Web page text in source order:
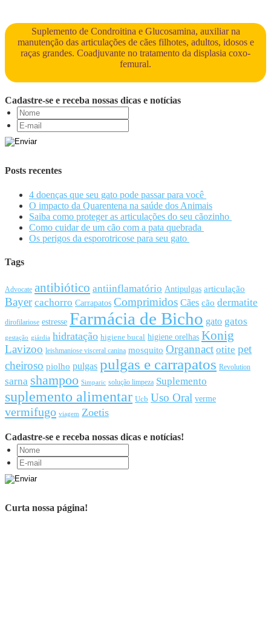
Suplemento de Condroitina e Glucosamina, auxiliar na
manutenção das articulações de cães filhotes, adultos, idosos e
raças grandes. Coadjuvante no tratamento da displasia coxo-
femural.
Cadastre-se e receba nossas dicas e notícias
Posts recentes
4 doenças que seu gato pode passar para você
O impacto da Quarentena na saúde dos Animais
Saiba como proteger as articulações do seu cãozinho
Como cuidar de um cão com a pata quebrada
Os perigos da esporotricose para seu gato
Tags
Advocate antibiótico antiinflamatório Antipulgas articulação
Bayer cachorro Carrapatos Comprimidos Cães cão dermatite
dirofilariose estresse Farmácia de Bicho gato gatos
gestação giárdia hidratação higiene bucal higiene orelhas Konig
Lavizoo leishmaniose visceral canina mosquito Organnact otite pet
cheiroso piolho pulgas pulgas e carrapatos Revolution
sarna shampoo Simparic solução limpeza Suplemento
suplemento alimentar Ucb Uso Oral verme
vermifugo viagem Zoetis
Cadastre-se e receba nossas dicas e notícias!
Curta nossa página!